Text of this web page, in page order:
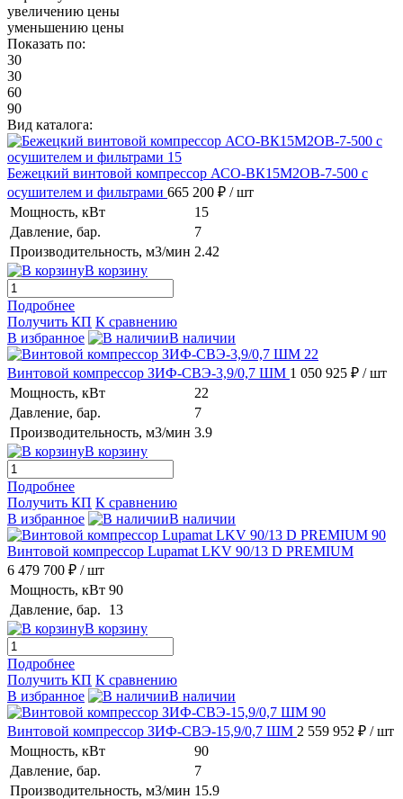
увеличению цены
уменьшению цены
Показать по:
30
30
60
90
Вид каталога:
Бежецкий винтовой компрессор АСО-ВК15М2ОВ-7-500 с
осушителем и фильтрами 665 200 ₽ / шт
Мощность, кВт
15
Давление, бар.
7
Производительность, м3/мин 2.42
В корзину
Подробнее
Получить КП К сравнению
В избранное
В наличии
Винтовой компрессор ЗИФ-СВЭ-3,9/0,7 ШМ 1 050 925 ₽ / шт
Мощность, кВт
22
Давление, бар.
7
Производительность, м3/мин 3.9
В корзину
Подробнее
Получить КП К сравнению
В избранное
В наличии
Винтовой компрессор Lupamat LKV 90/13 D PREMIUM
6 479 700 ₽ / шт
Мощность, кВт 90
Давление, бар.
13
В корзину
Подробнее
Получить КП К сравнению
В избранное
В наличии
Винтовой компрессор ЗИФ-СВЭ-15,9/0,7 ШМ 2 559 952 ₽ / шт
Мощность, кВт
90
Давление, бар.
7
Производительность, м3/мин 15.9